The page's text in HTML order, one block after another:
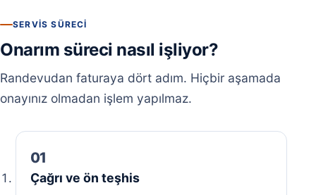
SERVIS SÜRECI
Onarım süreci nasıl işliyor?
Randevudan faturaya dört adım. Hiçbir aşamada
onayınız olmadan işlem yapılmaz.
Çağrı ve ön teşhis